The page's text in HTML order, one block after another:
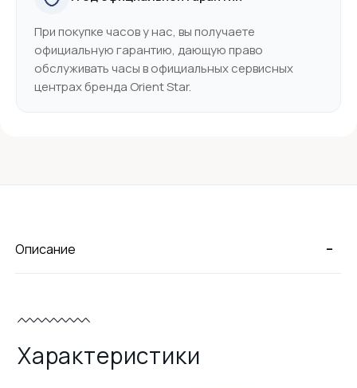
При покупке часов у нас, вы получаете
официальную гарантию, дающую право
обслуживать часы в официальных сервисных
центрах бренда Orient Star.
-
Описание
Характеристики